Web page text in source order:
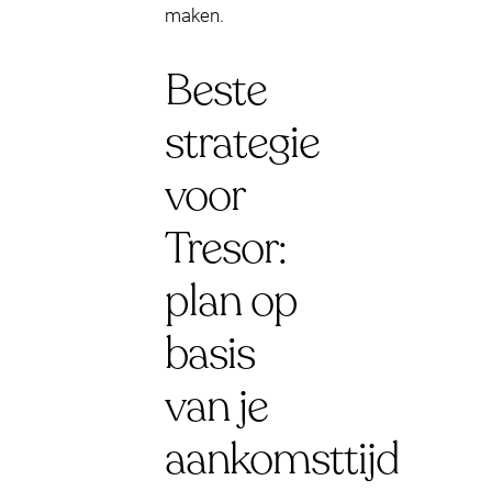
maken.
Beste
strategie
voor
Tresor:
plan op
basis
van je
aankomsttijd